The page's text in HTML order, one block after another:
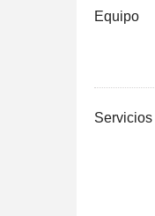
Equipo
Servicios